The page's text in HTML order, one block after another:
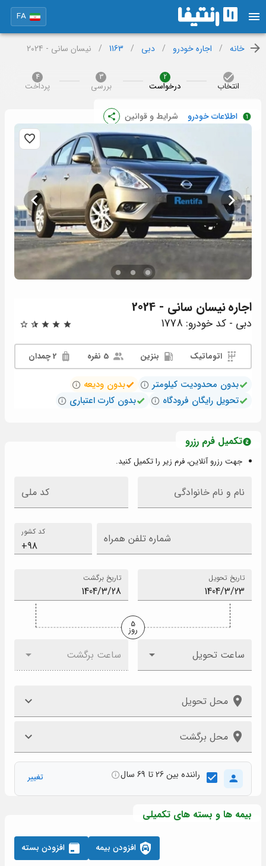
FA
خانه / اجاره خودرو / دبی /
1163
/ نیسان سانی - 2024
انتخاب
2
درخواست
3
بررسی
4
پرداخت
اطلاعات خودرو شرایط و قوانین
اجارهنیسان سانی - 2024
دبی - کد خودرو: 1778
اتوماتیک بنزین 2 چمدان
بدون محدودیت کیلومتر
بدون ودیعه
تحویل رایگان فرودگاه
بدون کارت اعتباری
تکمیل فرم رزرو
جهت رزرو آنلاین، فرم زیر را تکمیل کنید.
نام و نام خانوادگی کد ملی
کد کشور شماره تلفن همراه
تاریخ تحویل تاریخ برگشت
5
روز
ساعت تحویل ساعت برگشت
محل تحویل
محل برگشت
راننده بین 26 تا 69 سال تغییر
بیمه ها و بسته های تکمیلی